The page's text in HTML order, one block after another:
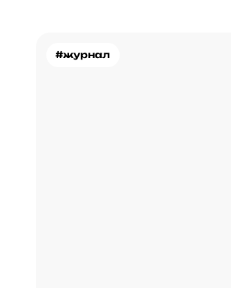
#журнал